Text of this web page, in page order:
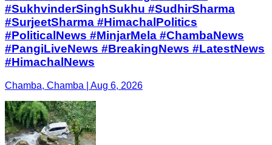
#SukhvinderSinghSukhu #SudhirSharma
#SurjeetSharma #HimachalPolitics
#PoliticalNews #MinjarMela #ChambaNews
#PangiLiveNews #BreakingNews #LatestNews
#HimachalNews
Chamba, Chamba | Aug 6, 2026